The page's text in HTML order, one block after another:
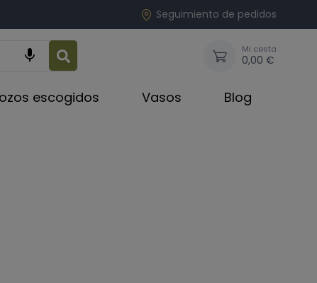
Seguimiento de pedidos
 Mi cesta
0,00 €
escogidos Vasos Blog